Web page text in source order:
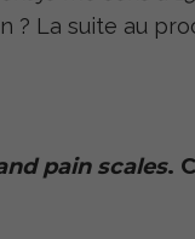
? La suite au
pain scales.